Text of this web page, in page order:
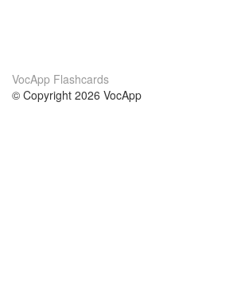
VocApp Flashcards
© Copyright 2026 VocApp